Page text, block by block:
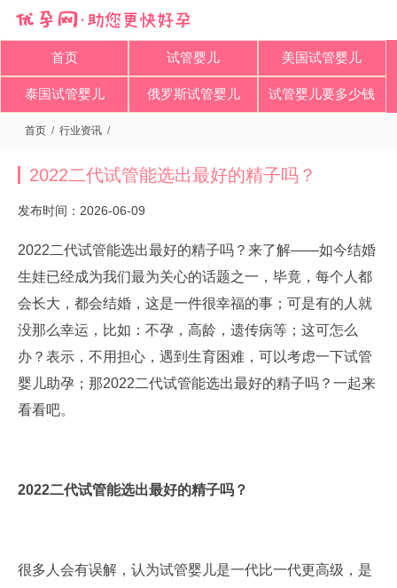
首页 试管婴儿 美国试管婴儿
泰国试管婴儿 俄罗斯试管婴儿 试管婴儿要多少钱
首页 / 行业资讯 /
2022二代试管能选出最好的精子吗？
发布时间：2026-06-09
2022二代试管能选出最好的精子吗？来了解——如今结婚
生娃已经成为我们最为关心的话题之一，毕竟，每个人都
会长大，都会结婚，这是一件很幸福的事；可是有的人就
没那么幸运，比如：不孕，高龄，遗传病等；这可怎么
办？表示，不用担心，遇到生育困难，可以考虑一下试管
婴儿助孕；那2022二代试管能选出最好的精子吗？一起来
看看吧。
2022二代试管能选出最好的精子吗？
很多人会有误解，认为试管婴儿是一代比一代更高级，是